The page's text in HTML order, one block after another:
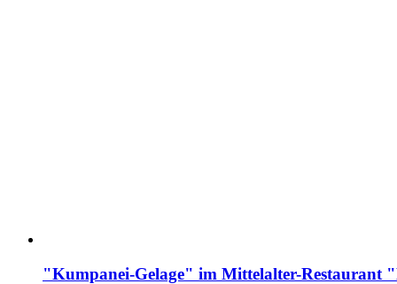
"Kumpanei-Gelage" im Mittelalter-